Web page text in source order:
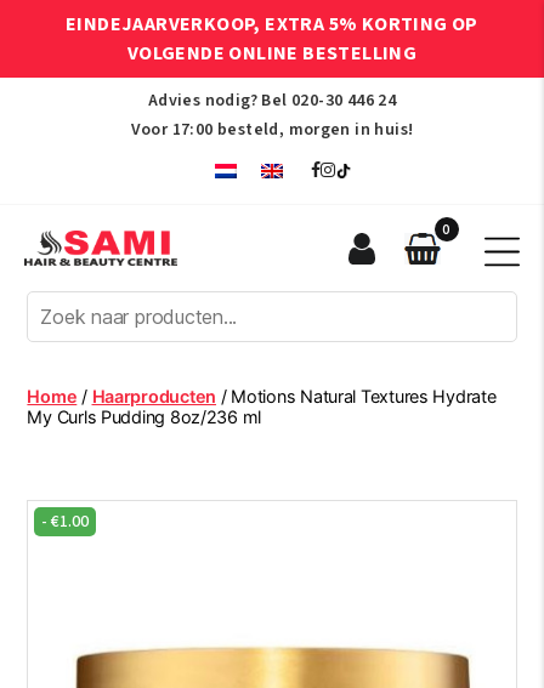
EINDEJAARVERKOOP, EXTRA 5% KORTING OP
VOLGENDE ONLINE BESTELLING
Advies nodig? Bel 020-30 446 24
Voor 17:00 besteld, morgen in huis!
Afro
Hair
Beauty
Centre
0
Home / Haarproducten / Motions Natural Textures Hydrate
My Curls Pudding 8oz/236 ml
-€1.00